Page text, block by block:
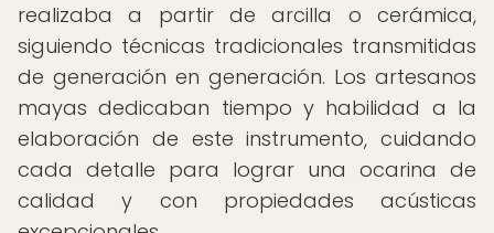
realizaba a partir de arcilla o cerámica,
siguiendo técnicas tradicionales transmitidas
de generación en generación. Los artesanos
mayas dedicaban tiempo y habilidad a la
elaboración de este instrumento, cuidando
cada detalle para lograr una ocarina de
calidad y con propiedades acústicas